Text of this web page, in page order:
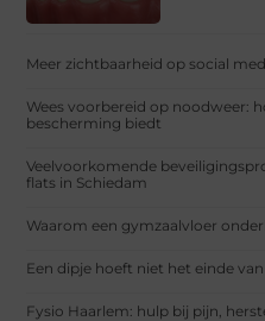
Meer zichtbaarheid op social
Wees voorbereid op noodweer:
bescherming biedt
Veelvoorkomende
flats in Schiedam
Waarom een gymzaalvloer
Een dipje hoeft niet het einde
Fysio Haarlem: hulp bij pijn,